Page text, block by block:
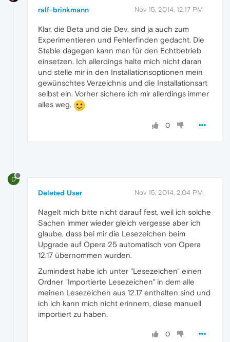
ralf-brinkmann Nov 15, 2014, 12:17 PM
Klar, die Beta und die Dev. sind ja auch zum
Experimentieren und Fehlerfinden gedacht. Die
Stable dagegen kann man für den Echtbetrieb
einsetzen. Ich allerdings halte mich nicht daran
und stelle mir in den Installationsoptionen mein
gewünschtes Verzeichnis und die Installationsart
selbst ein. Vorher sichere ich mir allerdings immer
alles weg.
0
D
Deleted User Nov 15, 2014, 2:04 PM
Nagelt mich bitte nicht darauf fest, weil ich solche
Sachen immer wieder gleich vergesse aber ich
glaube, dass bei mir die Lesezeichen beim
Upgrade auf Opera 25 automatisch von Opera
12.17 übernommen wurden.
Zumindest habe ich unter "Lesezeichen" einen
Ordner "Importierte Lesezeichen" in dem alle
meinen Lesezeichen aus 12.17 enthalten sind und
ich ich kann mich nicht erinnern, diese manuell
importiert zu haben.
0